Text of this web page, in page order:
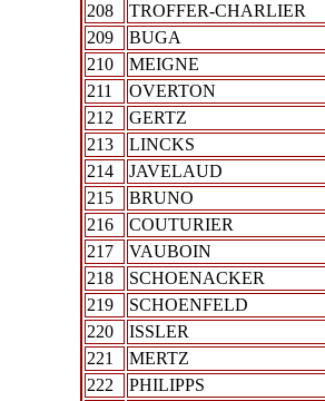
208
TROFFER-CHARLIER
209
BUGA
210
MEIGNE
211
OVERTON
212
GERTZ
213
LINCKS
214
JAVELAUD
215
BRUNO
216
COUTURIER
217
VAUBOIN
218
SCHOENACKER
219
SCHOENFELD
220
ISSLER
221
MERTZ
222
PHILIPPS